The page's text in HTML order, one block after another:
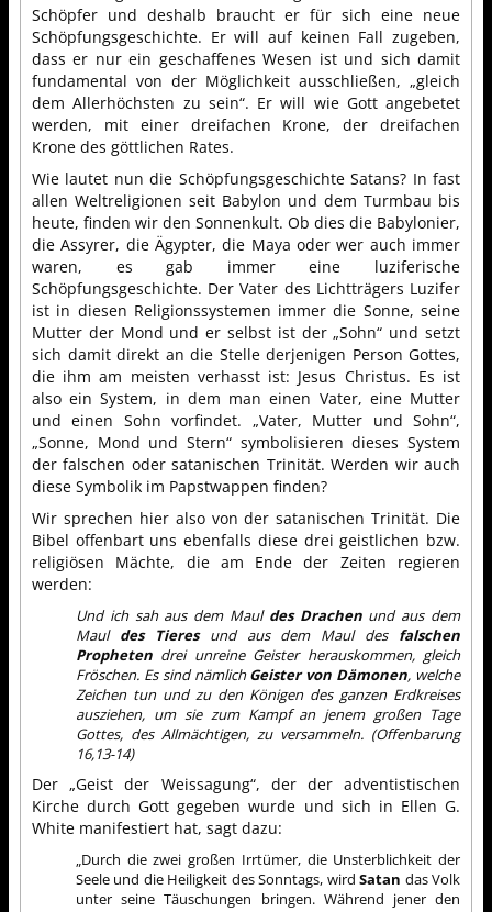
Schöpfer und deshalb braucht er für sich eine neue
Schöpfungsgeschichte. Er will auf keinen Fall zugeben,
dass er nur ein geschaffenes Wesen ist und sich damit
fundamental von der Möglichkeit ausschließen, „gleich
dem Allerhöchsten zu sein“. Er will wie Gott angebetet
werden, mit einer dreifachen Krone, der dreifachen
Krone des göttlichen Rates.
Wie lautet nun die Schöpfungsgeschichte Satans? In fast
allen Weltreligionen seit Babylon und dem Turmbau bis
heute, finden wir den Sonnenkult. Ob dies die Babylonier,
die Assyrer, die Ägypter, die Maya oder wer auch immer
waren, es gab immer eine luziferische
Schöpfungsgeschichte. Der Vater des Lichtträgers Luzifer
ist in diesen Religionssystemen immer die Sonne, seine
Mutter der Mond und er selbst ist der „Sohn“ und setzt
sich damit direkt an die Stelle derjenigen Person Gottes,
die ihm am meisten verhasst ist: Jesus Christus. Es ist
also ein System, in dem man einen Vater, eine Mutter
und einen Sohn vorfindet. „Vater, Mutter und Sohn“,
„Sonne, Mond und Stern“ symbolisieren dieses System
der falschen oder satanischen Trinität. Werden wir auch
diese Symbolik im Papstwappen finden?
Wir sprechen hier also von der satanischen Trinität. Die
Bibel offenbart uns ebenfalls diese drei geistlichen bzw.
religiösen Mächte, die am Ende der Zeiten regieren
werden:
Und ich sah aus dem Maul des Drachenund aus dem
Maul des Tieresund aus dem Maul des falschen
Propheten drei unreine Geister herauskommen, gleich
Fröschen. Es sind nämlichGeister von Dämonen, welche
Zeichen tun und zu den Königen des ganzen Erdkreises
ausziehen, um sie zum Kampf an jenem großen Tage
Gottes, des Allmächtigen, zu versammeln. (Offenbarung
16,13-14)
Der „Geist der Weissagung“, der der adventistischen
Kirche durch Gott gegeben wurde und sich in Ellen G.
White manifestiert hat, sagt dazu:
„Durch die zwei großen Irrtümer, die Unsterblichkeit der
Seele und die Heiligkeit des Sonntags, wirdSatan das Volk
unter seine Täuschungen bringen. Während jener den